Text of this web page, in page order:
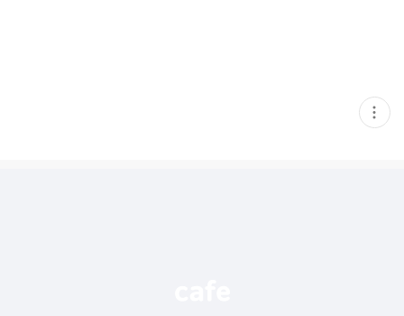
현
재